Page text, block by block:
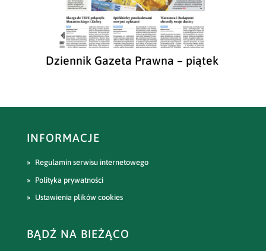
Dziennik Gazeta Prawna – piątek
INFORMACJE
Regulamin serwisu internetowego
Polityka prywatności
Ustawienia plików cookies
BĄDŹ NA BIEŻĄCO